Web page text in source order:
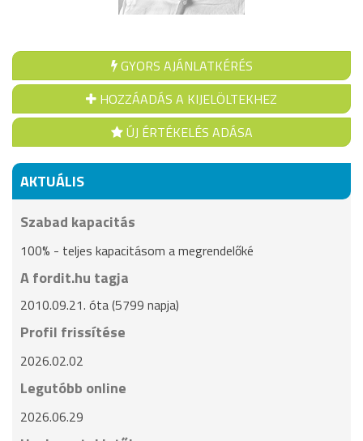
GYORS AJÁNLATKÉRÉS
HOZZÁADÁS A KIJELÖLTEKHEZ
ÚJ ÉRTÉKELÉS ADÁSA
AKTUÁLIS
Szabad kapacitás
100% - teljes kapacitásom a megrendelőké
A fordit.hu tagja
2010.09.21. óta (5799 napja)
Profil frissítése
2026.02.02
Legutóbb online
2026.06.29